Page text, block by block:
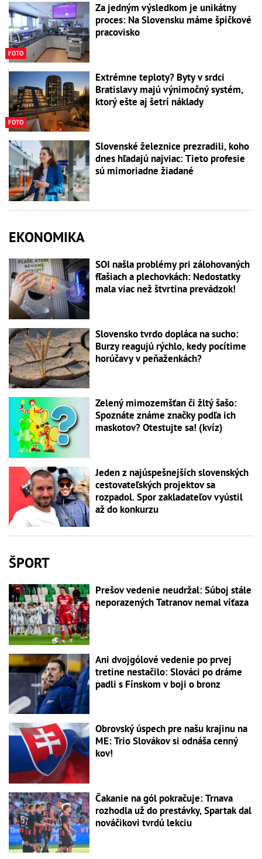
FOTO
Za jedným výsledkom je unikátny
proces: Na Slovensku máme špičkové
pracovisko
FOTO
Extrémne teploty? Byty v srdci
Bratislavy majú výnimočný systém,
ktorý ešte aj šetrí náklady
Slovenské železnice prezradili, koho
dnes hľadajú najviac: Tieto profesie
sú mimoriadne žiadané
EKONOMIKA
SOI našla problémy pri zálohovaných
fľašiach a plechovkách: Nedostatky
mala viac než štvrtina prevádzok!
Slovensko tvrdo dopláca na sucho:
Burzy reagujú rýchlo, kedy pocítime
horúčavy v peňaženkách?
Zelený mimozemšťan či žltý šašo:
Spoznáte známe značky podľa ich
maskotov? Otestujte sa! (kvíz)
Jeden z najúspešnejších slovenských
cestovateľských projektov sa
rozpadol. Spor zakladateľov vyústil
až do konkurzu
ŠPORT
Prešov vedenie neudržal: Súboj stále
neporazených Tatranov nemal víťaza
Ani dvojgólové vedenie po prvej
tretine nestačilo: Slováci po dráme
padli s Fínskom v boji o bronz
Obrovský úspech pre našu krajinu na
ME: Trio Slovákov si odnáša cenný
kov!
Čakanie na gól pokračuje: Trnava
rozhodla už do prestávky, Spartak dal
nováčikovi tvrdú lekciu